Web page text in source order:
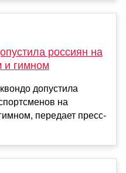
россиян на
и гимном
допустила
на
передает пресс-